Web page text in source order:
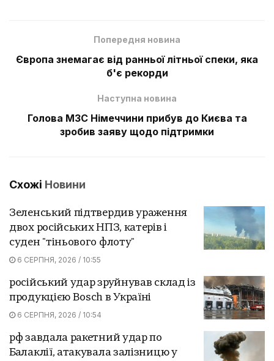
Попередня новина
Європа знемагає від ранньої літньої спеки, яка
б'є рекорди
Наступна новина
Голова МЗС Німеччини прибув до Києва та
зробив заяву щодо підтримки
Схожі Новини
Зеленський підтвердив ураження
двох російських НПЗ, катерів і
суден "тіньового флоту"
6 СЕРПНЯ, 2026 / 10:55
російський удар зруйнував склад із
продукцією Bosch в Україні
6 СЕРПНЯ, 2026 / 10:54
рф завдала ракетний удар по
Балаклії, атакувала залізницю у